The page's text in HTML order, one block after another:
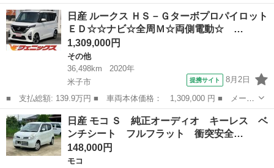
ー名： 日産 ■ 車種名： フェアレディＺ ■ グレード名： バー
ジョンＴ ☆車検整備付き☆禁煙車☆ＢＯＳＥサウンド☆ ＢＯＳＥ
プレミア...
鳥取 米子市 フェアレディZ
日産 ルークス ＨＳ－Ｇターボプロパイロット
ＥＤ☆☆ナビ☆全周Ｍ☆両側電動☆ …
1,309,000円
その他
36,498km
2020年
米子市
提携サイト 8月2日
■ 支払総額: 139.9万円 ■ 車両本体価格： 1,309,000 円 ■ メーカ
ー名： 日産 ■ 車種名： ルークス ■ グレード名： ＨＳ－Ｇタ
ーボプロパイロットＥＤ☆☆ナビ☆全周Ｍ☆両側電動☆ ＦＭＣ後期
☆ターボ...
鳥取 米子市 その他
日産 モコ Ｓ 純正オーディオ キーレス ベ
ンチシート フルフラット 衝突安全…
148,000円
モコ